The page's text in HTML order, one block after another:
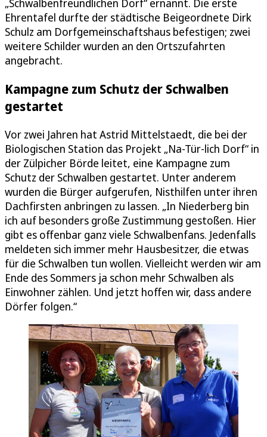
„Schwalbenfreundlichen Dorf“ ernannt. Die erste
Ehrentafel durfte der städtische Beigeordnete Dirk
Schulz am Dorfgemeinschaftshaus befestigen; zwei
weitere Schilder wurden an den Ortszufahrten
angebracht.
Kampagne zum Schutz der Schwalben
gestartet
Vor zwei Jahren hat Astrid Mittelstaedt, die bei der
Biologischen Station das Projekt „Na-Tür-lich Dorf“ in
der Zülpicher Börde leitet, eine Kampagne zum
Schutz der Schwalben gestartet. Unter anderem
wurden die Bürger aufgerufen, Nisthilfen unter ihren
Dachfirsten anbringen zu lassen. „In Niederberg bin
ich auf besonders große Zustimmung gestoßen. Hier
gibt es offenbar ganz viele Schwalbenfans. Jedenfalls
meldeten sich immer mehr Hausbesitzer, die etwas
für die Schwalben tun wollen. Vielleicht werden wir am
Ende des Sommers ja schon mehr Schwalben als
Einwohner zählen. Und jetzt hoffen wir, dass andere
Dörfer folgen.“